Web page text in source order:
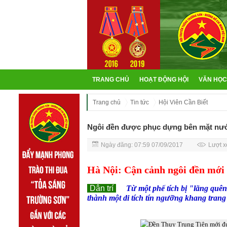
TRANG CHỦ HOẠT ĐỘNG HỘI VĂN
Trang chủ Tin tức Hội Viên Cần Biết
Ngôi đền được phục dựng bên mặt
Ngày đăng: 07:59 07/09/2017 Lượt
Hà Nội: Cận cảnh ngôi đền
Dân trí
Từ một phế tích bị "lãng
thành một di tích tín ngưỡng khang